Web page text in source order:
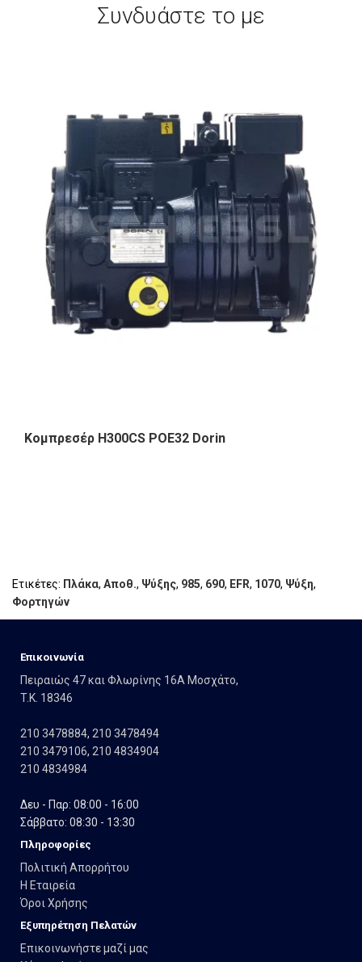
Συνδυάστε το με
Κομπρεσέρ Η300CS POE32 Dorin
Ετικέτες: Πλάκα, Αποθ., Ψύξης, 985, 690, EFR, 1070, Ψύξη,
Φορτηγών
Eπικοινωνία
Πειραιώς 47 και Φλωρίνης 16Α Μοσχάτο,
T.K. 18346
210 3478884, 210 3478494
210 3479106, 210 4834904
210 4834984
Δευ - Παρ: 08:00 - 16:00
Σάββατο: 08:30 - 13:30
Πληροφορίες
Πολιτική Απορρήτου
Η Εταιρεία
Όροι Χρήσης
Εξυπηρέτηση Πελατών
Επικοινωνήστε μαζί μας